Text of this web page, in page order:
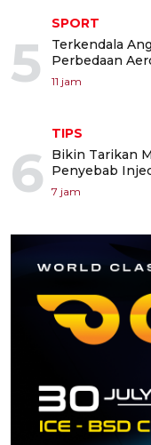
5
SPORT
Terkendala
Perbedaan
11 jam
6
TIPS
Bikin Tarikan
Penyebab
7 jam